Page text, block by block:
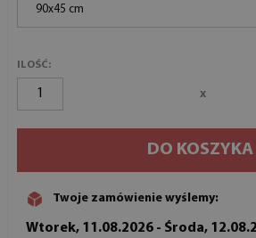
90x45 cm
ILOŚĆ:
x
DO KOSZYKA
Twoje zamówienie wyślemy:
Wtorek, 11.08.2026 - Środa,